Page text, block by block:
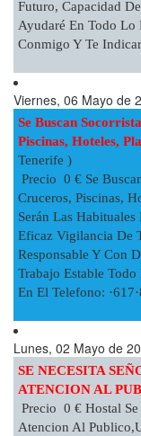
Futuro, Capacidad
Ayudaré En Todo Lo
Conmigo Y Te
Viernes, 06 Mayo de
Se Buscan
Piscinas, Hoteles,
Tenerife )
Precio 0 € Se
Cruceros, Piscinas,
Serán Las
Eficaz Vigilancia De
Responsable Y Con
Trabajo Estable
En El Telefono:
Lunes, 02 Mayo de
SE NECESITA
ATENCION AL
Precio 0 € Hostal
Atencion Al